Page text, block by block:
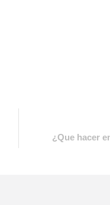
¿Que hacer